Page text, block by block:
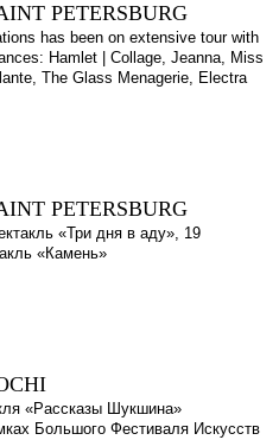
PETERSBURG
has been on extensive tour with
Hamlet | Collage, Jeanna, Miss
The Glass Menagerie, Electra
PETERSBURG
«Три дня в аду», 19
«Камень»
«Рассказы Шукшина»
Большого Фестиваля Искусств